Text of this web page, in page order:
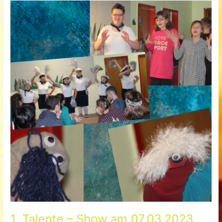
Tiere“
1. Talente – Show am 07.03.2023